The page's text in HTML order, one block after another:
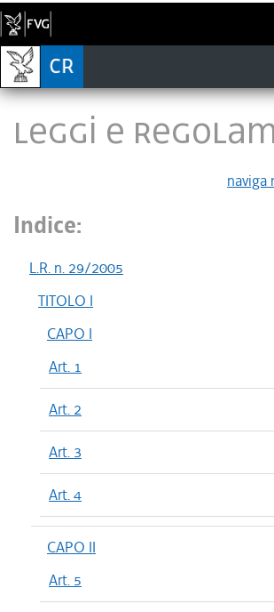
LEGGI E
naviga
Indice:
L.R. n. 29/2005
TITOLO I
CAPO I
Art. 1
Art. 2
Art. 3
Art. 4
CAPO II
Art. 5